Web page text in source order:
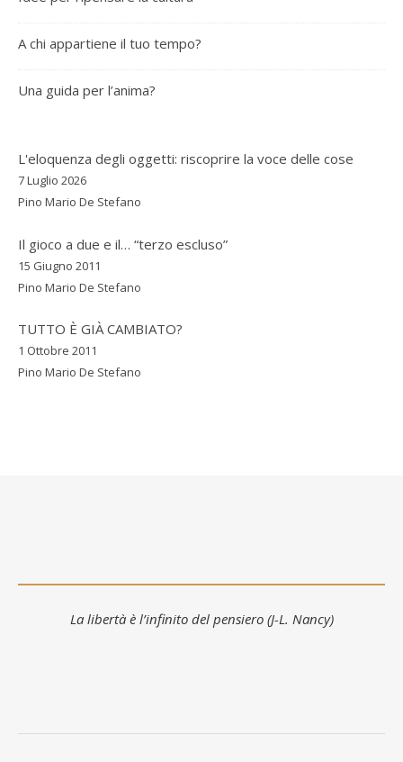
A chi appartiene il tuo tempo?
Una guida per l’anima?
L'eloquenza degli oggetti: riscoprire la voce delle cose
7 Luglio 2026
Pino Mario De Stefano
Il gioco a due e il… “terzo escluso”
15 Giugno 2011
Pino Mario De Stefano
TUTTO È GIÀ CAMBIATO?
1 Ottobre 2011
Pino Mario De Stefano
La libertà è l’infinito del pensiero (J-L. Nancy)